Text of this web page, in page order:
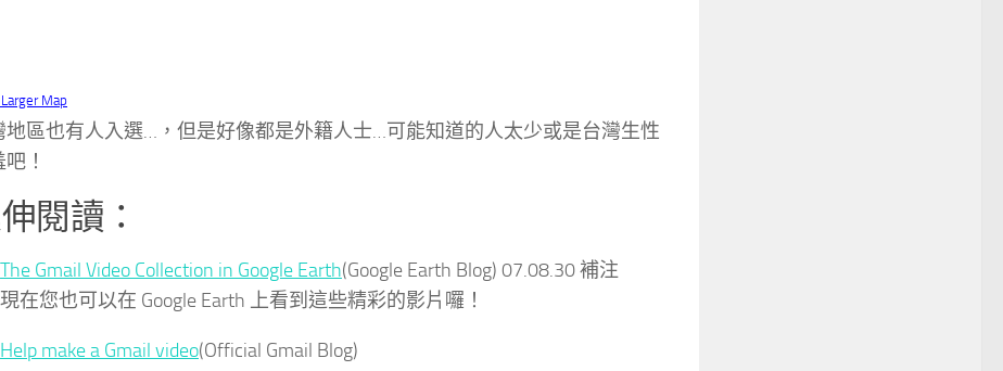
Map
地區也有人入選…，但是好像都是外籍人士…可能知道的人太少或是台灣生性
！
閱讀：
The Gmail Video Collection in Google Earth(Google Earth Blog) 07.08.30 補注
現在您也可以在 Google Earth 上看到這些精彩的影片囉！
Help make a Gmail video(Official Gmail Blog)